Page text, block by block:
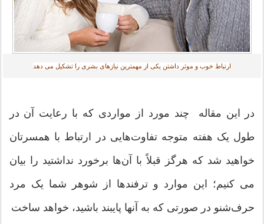
ارتباط خوب و موثر داشتن یکی از مهمترین نیازهای بشری را تشکیل می دهد
در این مقاله چند مورد از مواردی که با رعایت آن در
طول یک هفته متوجه تفاوت‌هایی در ارتباط با همسرتان
خواهید شد که هرگز قبلاً با آن‌ها برخورد نداشتید را بیان
می کنیم؛ این موارد و ترفندها از شوهر شما یک مرد
حرف‌شنو در صورتی که به آنها پایبند باشید، خواهد ساخت